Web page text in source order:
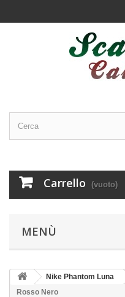
Carrello (vuoto)
MENÙ
Nike Phantom Luna
Rosso Nero